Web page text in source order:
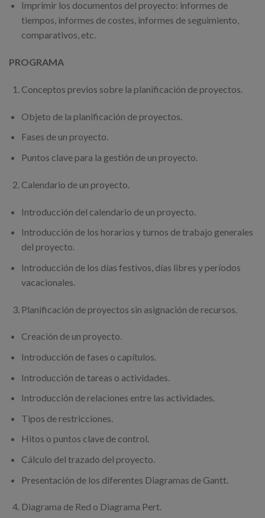
Imprimir los documentos del proyecto: informes de
tiempos, informes de costes, informes de seguimiento,
comparativos, etc.
PROGRAMA
Conceptos previos sobre la planificación de proyectos.
Objeto de la planificación de proyectos.
Fases de un proyecto.
Puntos clave para la gestión de un proyecto.
Calendario de un proyecto.
Introducción del calendario de un proyecto.
Introducción de los horarios y turnos de trabajo generales
del proyecto.
Introducción de los días festivos, días libres y períodos
vacacionales.
Planificación de proyectos sin asignación de recursos.
Creación de un proyecto.
Introducción de fases o capítulos.
Introducción de tareas o actividades.
Introducción de relaciones entre las actividades.
Tipos de restricciones.
Hitos o puntos clave de control.
Cálculo del trazado del proyecto.
Presentación de los diferentes Diagramas de Gantt.
Diagrama de Red o Diagrama Pert.